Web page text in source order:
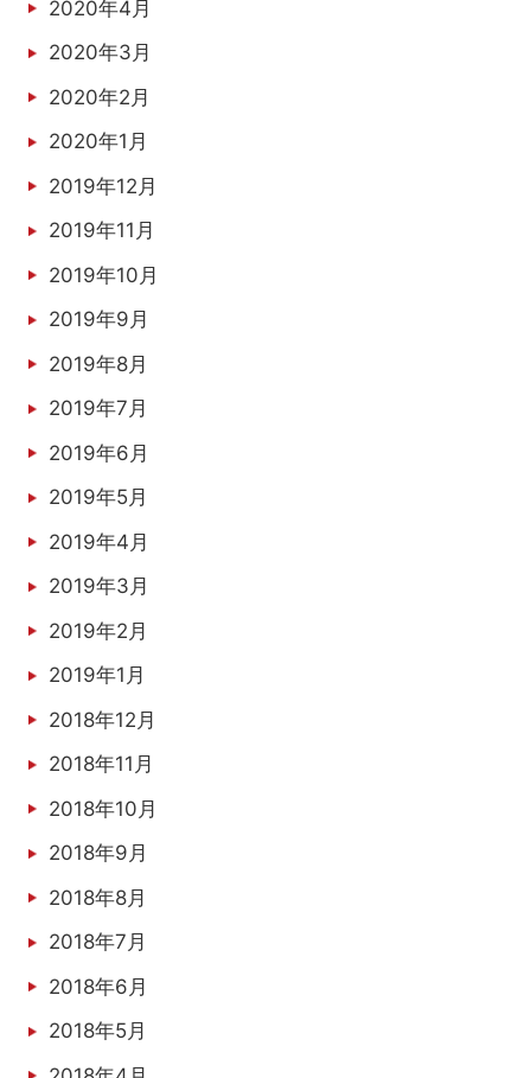
2020年4月
2020年3月
2020年2月
2020年1月
2019年12月
2019年11月
2019年10月
2019年9月
2019年8月
2019年7月
2019年6月
2019年5月
2019年4月
2019年3月
2019年2月
2019年1月
2018年12月
2018年11月
2018年10月
2018年9月
2018年8月
2018年7月
2018年6月
2018年5月